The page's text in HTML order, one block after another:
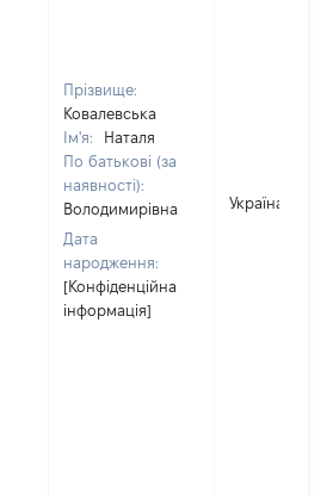
Прізвище:
Ковалевська
Ім'я:
Наталя
По батькові (за
наявності):
Володимирівна
Дата
народження:
[Конфіденційна
інформація]
Україна